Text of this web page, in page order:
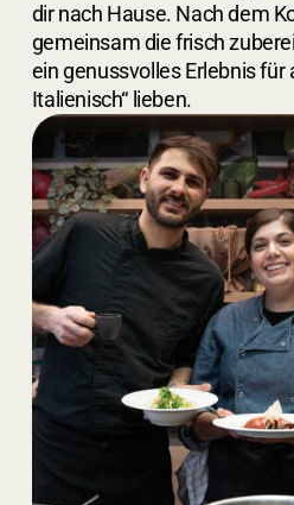
dir nach Hause. Nach dem
gemeinsam die frisch
ein genussvolles Erlebnis für
Italienisch“ lieben.